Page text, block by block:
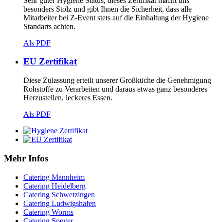
besonders Stolz und gibt Ihnen die Sicherheit, dass alle
Mitarbeiter bei Z-Event stets auf die Einhaltung der Hygiene
Standarts achten.
Als PDF
EU Zertifikat
Diese Zulassung erteilt unserer Großküche die Genehmigung
Rohstoffe zu Verarbeiten und daraus etwas ganz besonderes
Herzustellen, leckeres Essen.
Als PDF
Mehr Infos
Catering Mannheim
Catering Heidelberg
Catering Schwetzingen
Catering Ludwigshafen
Catering Worms